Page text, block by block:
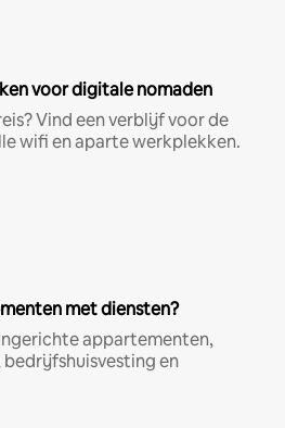
voor digitale nomaden
Vind een verblijf voor de
wifi en aparte werkplekken.
met diensten?
appartementen,
en